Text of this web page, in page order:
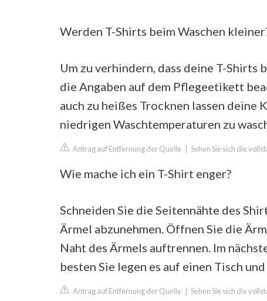
Werden T-Shirts beim Waschen
Um zu verhindern, dass deine T-
die Angaben auf dem Pflegeetikett
auch zu heißes Trocknen lassen deine
niedrigen Waschtemperaturen zu
Antrag auf Entfernung der Quelle Sehen Sie sich die
Wie mache ich ein T-Shirt enger?
Schneiden Sie die Seitennähte des
Ärmel abzunehmen. Öffnen Sie die
Naht des Ärmels auftrennen. Im
besten Sie legen es auf einen Tisch
Antrag auf Entfernung der Quelle Sehen Sie sich die